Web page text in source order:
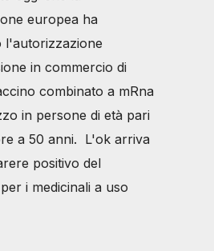
europea ha
l'autorizzazione
in commercio di
combinato a mRna
in persone di età pari
a 50 anni. L'ok arriva
positivo del
i medicinali a uso